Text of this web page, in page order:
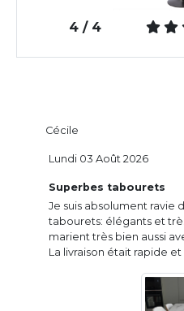
4 / 4
Cécile
Superbes tabourets
Je suis absolument ravie
tabourets: élégants et
marient très bien aussi
La livraison était rapide
Lundi 03 Août 2026